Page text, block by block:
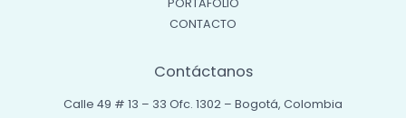
PORTAFOLIO
CONTACTO
Contáctanos
Calle 49 # 13 – 33 Ofc. 1302 – Bogotá, Colombia